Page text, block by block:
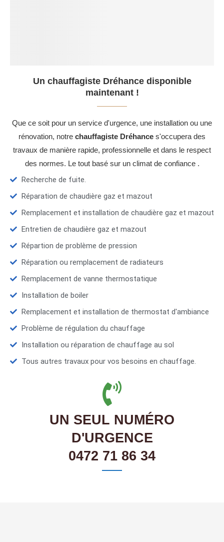
Un chauffagiste Dréhance disponible
maintenant !
Que ce soit pour un service d'urgence, une installation ou une
rénovation, notre chauffagiste Dréhance s'occupera des
travaux de manière rapide, professionnelle et dans le respect
des normes. Le tout basé sur un climat de confiance .
Recherche de fuite.
Réparation de chaudière gaz et mazout
Remplacement et installation de chaudière gaz et mazout
Entretien de chaudière gaz et mazout
Répartion de problème de pression
Réparation ou remplacement de radiateurs
Remplacement de vanne thermostatique
Installation de boiler
Remplacement et installation de thermostat d'ambiance
Problème de régulation du chauffage
Installation ou réparation de chauffage au sol
Tous autres travaux pour vos besoins en chauffage.
UN SEUL NUMÉRO
D'URGENCE
0472 71 86 34